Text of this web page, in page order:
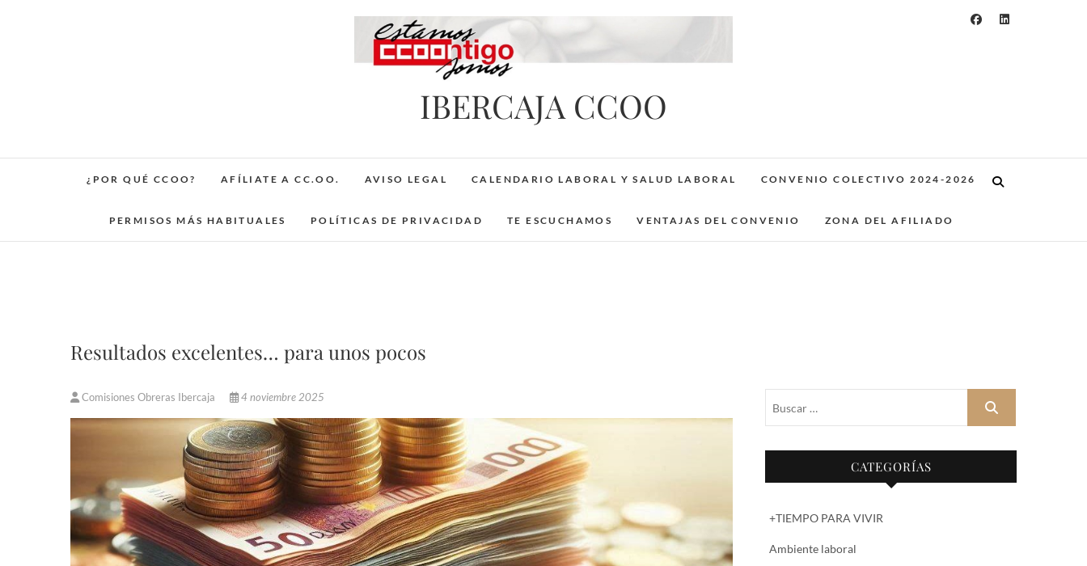
IBERCAJA CCOO
¿POR QUÉ CCOO? AFÍLIATE A CC.OO. AVISO LEGAL CALENDARIO LABORAL Y SALUD LABORAL CONVENIO COLECTIVO 2024-2026
PERMISOS MÁS HABITUALES POLÍTICAS DE PRIVACIDAD TE ESCUCHAMOS VENTAJAS DEL CONVENIO ZONA DEL AFILIADO
Resultados excelentes… para unos pocos
Comisiones Obreras Ibercaja 4 noviembre 2025
Buscar
CATEGORÍAS
+TIEMPO PARA VIVIR
Ambiente laboral